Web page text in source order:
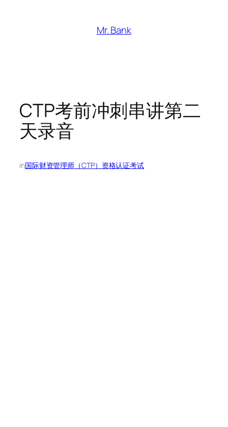
Mr. Bank
CTP考前冲刺串讲第二
天录音
in国际财资管理师（CTP）资格认证考试